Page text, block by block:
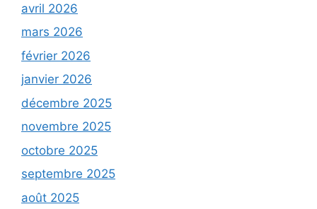
avril 2026
mars 2026
février 2026
janvier 2026
décembre 2025
novembre 2025
octobre 2025
septembre 2025
août 2025